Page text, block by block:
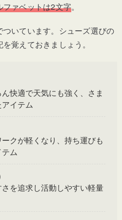
ファベットは2文字。
いています。シューズ選びの
覚えておきましょう。
快適で天気にも強く、さま
イテム
クが軽くなり、持ち運びも
ム
を追求し活動しやすい軽量